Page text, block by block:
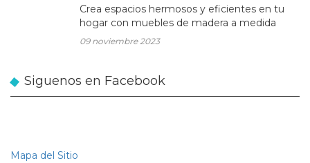
Crea espacios hermosos y eficientes en tu
hogar con muebles de madera a medida
09 noviembre 2023
Siguenos en Facebook
Mapa del Sitio